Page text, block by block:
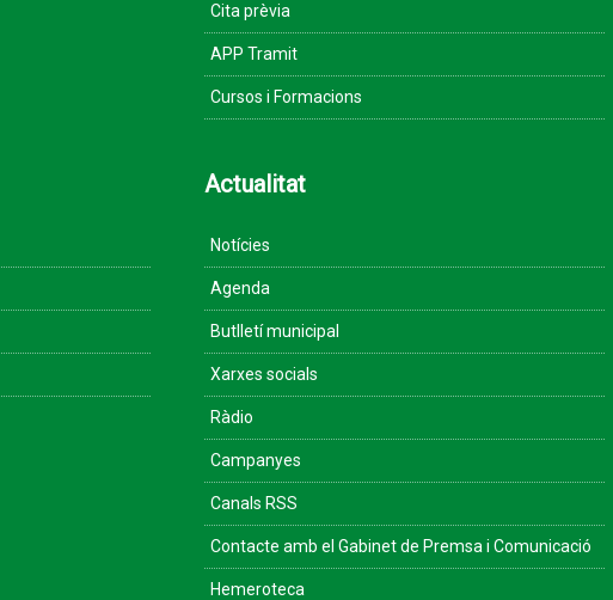
Cita prèvia
APP Tramit
Cursos i Formacions
Actualitat
Notícies
Agenda
Butlletí municipal
Xarxes socials
Ràdio
Campanyes
Canals RSS
Contacte amb el Gabinet de Premsa i Comunicació
Hemeroteca